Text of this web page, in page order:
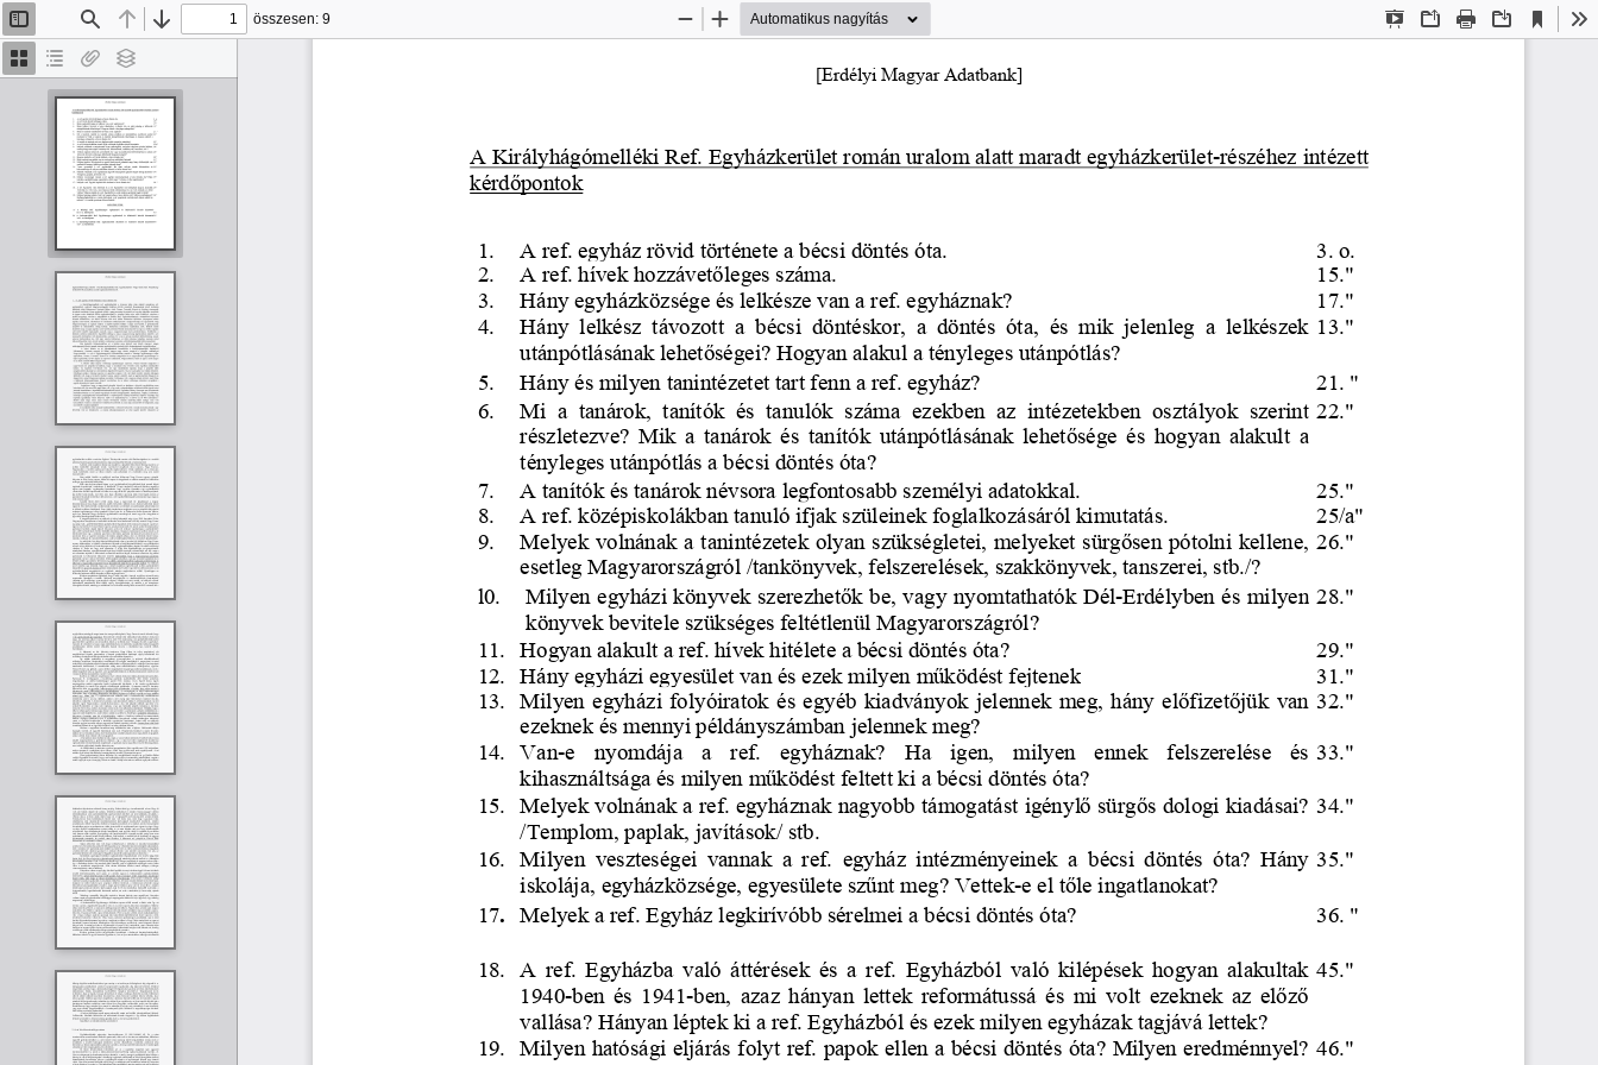
Bélyegképek
Dokumentumvázlat
Van
Rétegek
Oldalsáv
be/ki
KeresésElőzőTovább
összesen: 9
BemutatóMegnyitásNyomtatás
LetöltésAktuális
nézet
KicsinyítésNagyítás
[Erdélyi Magyar Adatbank]
A Királyhágómelléki Ref. Egyházkerület román uralom alatt maradt egyházkerület-részéhez intézett
kérdőpontok
1. A ref. egyház rövid története a bécsi döntés óta.
3. o.
2.
A ref. hívek hozzávetőleges száma.
15."
3.
Hány egyházközsége és lelkésze van a ref. egyháznak?
17."
4.
Hány  lelkész  távozott  a  bécsi  döntéskor,  a  döntés  óta,  és  mik  jelenleg  a  lelkészek
utánpótlásának lehetőségei? Hogyan alakul a tényleges utánpótlás?
13."
5. Hány és milyen tanintézetet tart fenn a ref. egyház?
21. "
6.
Mi  a  tanárok,  tanítók  és  tanulók  száma  ezekben  az  intézetekben  osztályok  szerint
részletezve?  Mik  a  tanárok  és  tanítók  utánpótlásának  lehetősége  és  hogyan  alakult a
tényleges utánpótlás a bécsi döntés óta?
22."
7. A tanítók és tanárok névsora legfontosabb személyi adatokkal.
25."
8.
A ref. középiskolákban tanuló ifjak szüleinek foglalkozásáról kimutatás.
25/a"
9.
Melyek volnának a tanintézetek olyan szükségletei, melyeket sürgősen pótolni kellene,
esetleg Magyarországról /tankönyvek, felszerelések, szakkönyvek, tanszerei, stb./?
26."
l0. Milyen egyházi könyvek szerezhetők be, vagy nyomtathatók Dél-Erdélyben és milyen
könyvek bevitele szükséges feltétlenül Magyarországról?
28."
11. Hogyan alakult a ref. hívek hitélete a bécsi döntés óta?
29."
12.
Hány egyházi egyesület van és ezek milyen működést fejtenek
31."
13.
Milyen  egyházi  folyóiratok  és  egyéb  kiadványok  jelennek  meg,  hány  előfizetőjük  van
ezeknek és mennyi példányszámban jelennek meg?
32."
14. Van-e nyomdája a ref. egyháznak? Ha igen, milyen ennek felszerelése
és
kihasználtsága és milyen működést feltett ki a bécsi döntés óta?
33."
15. Melyek volnának a ref. egyháznak nagyobb támogatást igénylő sürgős dologi kiadásai?
/Templom, paplak, javítások/ stb.
34."
16.
Milyen  veszteségei  vannak  a  ref.  egyház  intézményeinek  a  bécsi  döntés  óta?  Hány
iskolája, egyházközsége, egyesülete szűnt meg? Vettek-e el tőle ingatlanokat?
35."
17. Melyek a ref. Egyház legkirívóbb sérelmei a bécsi döntés óta? 36. "
18. A  ref.  Egyházba  való  áttérések  és  a  ref.  Egyházból  való  kilépések  hogyan  alakultak
1940-ben  és  1941-ben,  azaz  hányan  lettek  reformátussá  és  mi  volt  ezeknek  az  előző
vallása? Hányan léptek ki a ref. Egyházból és ezek milyen egyházak tagjává lettek?
45."
19. Milyen hatósági eljárás folyt ref. papok ellen a bécsi döntés óta? Milyen eredménnyel? 46."